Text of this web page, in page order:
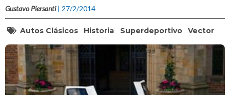
Gustavo Piersanti | 27/2/2014
Autos Clásicos Historia Superdeportivo Vector